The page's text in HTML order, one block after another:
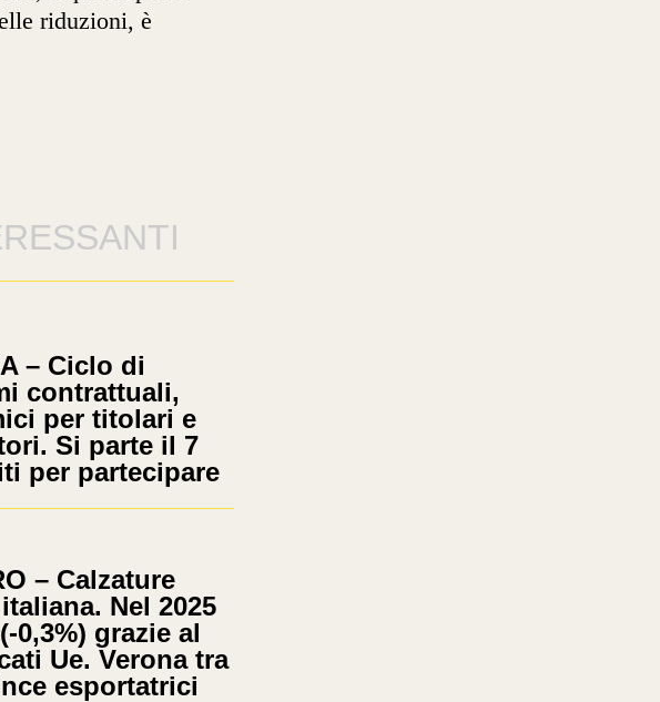
riduzioni, è
– Ciclo di
contrattuali,
per titolari e
Si parte il 7
per partecipare
– Calzature
Nel 2025
0,3%) grazie al
Ue. Verona tra
esportatrici